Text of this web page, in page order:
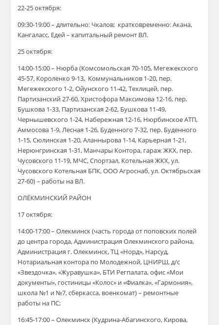
22-25 октября:
09:30-19:00 – длительно: Чкалов; кратковременно: Акана,
Кангаласс, Едей – капитальный ремонт ВЛ.
25 октября:
14:00-15:00 – Нюрба (Комсомольская 70-105, Мегежекского
45-57, Короленко 9-13, Коммунальников 1-20, пер.
Мегежекского 1-2, Ойунского 11-42, Техлицей, пер.
Партизанский 27-60, Христофора Максимова 12-16, пер.
Бушкова 1-33, Партизанская 2-62, Бушкова 11-49,
Чернышевского 1-24, Набережная 12-16, Нюрбинское АТП,
Аммосова 1-9, Лесная 1-26, Буденного 7-32, пер. Буденного
1-15, Сюлинская 1-20, Аланнырова 1-14, Карьерная 1-21,
Нерюнгринская 1-31, Манчары Контора, гараж ЖКХ, пер.
Чусовского 11-19, МЧС, Спортзал, Котельная ЖКХ, ул.
Чусовского Котельная БПК, ООО Агроснаб, ул. Октябрьская
27-60) – работы на ВЛ.
ОЛЁКМИНСКИЙ РАЙОН
17 октября:
14:00-17:00 – Олекминск (часть города от поповских полей
до центра города, Администрация Олекминского района,
Администрация г. Олекминск, ТЦ «Норд», Нарсуд,
Нотариальная контора по Молодежной, ЦНИРШ, д/с
«Звездочка», «Журавушка», БТИ Регпалата, офис «Мои
документы», гостиницы «Колос» и «Фиалка», «Гармония»,
школа №1 и №7, сберкасса, военкомат) – ремонтные
работы на ПС;
16:45-17:00 – Олекминск (Кудрина-Абагинского, Кирова,